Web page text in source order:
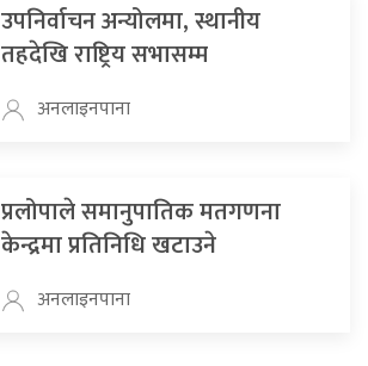
उपनिर्वाचन अन्योलमा, स्थानीय
तहदेखि राष्ट्रिय सभासम्म
अनलाइनपाना
प्रलोपाले समानुपातिक मतगणना
केन्द्रमा प्रतिनिधि खटाउने
अनलाइनपाना